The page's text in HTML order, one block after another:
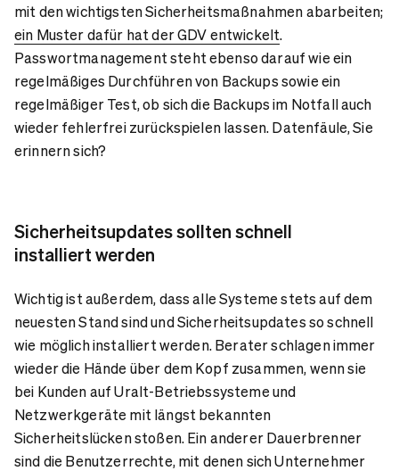
mit den wichtigsten Sicherheitsmaßnahmen abarbeiten;
ein Muster dafür hat der GDV entwickelt.
Passwortmanagement steht ebenso darauf wie ein
regelmäßiges Durchführen von Backups sowie ein
regelmäßiger Test, ob sich die Backups im Notfall auch
wieder fehlerfrei zurückspielen lassen. Datenfäule, Sie
erinnern sich?
Sicherheitsupdates sollten schnell
installiert werden
Wichtig ist außerdem, dass alle Systeme stets auf dem
neuesten Stand sind und Sicherheitsupdates so schnell
wie möglich installiert werden. Berater schlagen immer
wieder die Hände über dem Kopf zusammen, wenn sie
bei Kunden auf Uralt-Betriebssysteme und
Netzwerkgeräte mit längst bekannten
Sicherheitslücken stoßen. Ein anderer Dauerbrenner
sind die Benutzerrechte, mit denen sich Unternehmer